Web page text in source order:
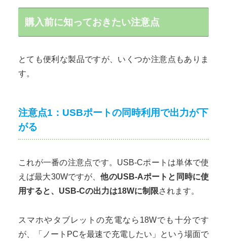
購入前に知っておきたい注意点
とても便利な製品ですが、いくつか注意点もありま
す。
注意点1：USBポートの同時利用で出力が下
がる
これが一番の注意点です。USB-Cポートは単体で使
えば最大30Wですが、他のUSB-Aポートと同時に使
用すると、USB-Cの出力は18Wに制限されます。
スマホやタブレットの充電なら18Wでも十分です
が、「ノートPCを最速で充電したい」という場面で